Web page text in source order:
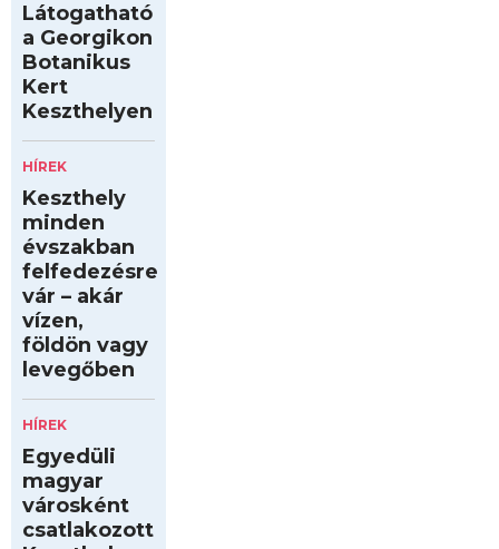
Látogatható
a Georgikon
Botanikus
Kert
Keszthelyen
HÍREK
Keszthely
minden
évszakban
felfedezésre
vár – akár
vízen,
földön vagy
levegőben
HÍREK
Egyedüli
magyar
városként
csatlakozott